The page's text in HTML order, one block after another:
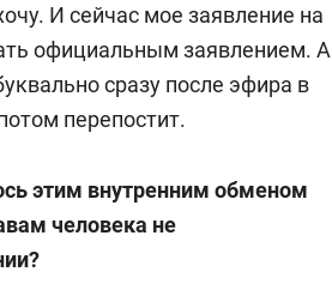
И сейчас мое заявление на
официальным заявлением. А
сразу после эфира в
перепостит.
этим внутренним обменом
человека не